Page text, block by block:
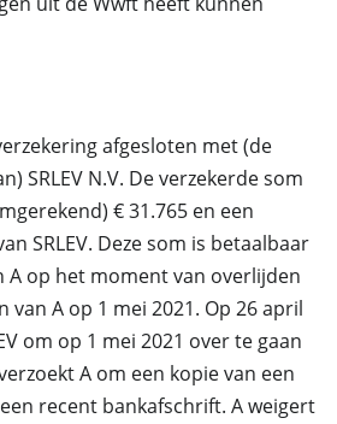
afgesloten met (de
SRLEV N.V. De verzekerde som
€ 31.765 en een
SRLEV. Deze som is betaalbaar
A op het moment van overlijden
van A op 1 mei 2021. Op 26 april
om op 1 mei 2021 over te gaan
A om een kopie van een
recent bankafschrift. A weigert